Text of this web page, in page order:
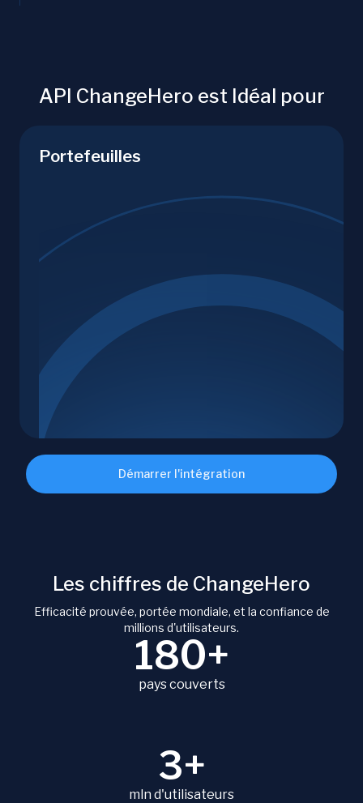
API ChangeHero est Idéal pour
Portefeuilles
Démarrer l'intégration
Les chiffres de ChangeHero
Efficacité prouvée, portée mondiale, et la confiance de
millions d'utilisateurs.
180+
pays couverts
3+
mln d'utilisateurs